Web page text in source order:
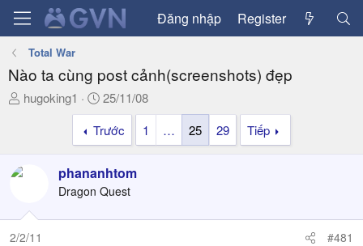
Đăng nhập Register
Total War
Nào ta cùng post cảnh(screenshots) đẹp
T
t
a
hugoking1
N
g
à
y
g
ử
i
25/11/08
Trước
1 … 25 29 Tiếp
phananhtom
Dragon Quest
2/2/11 #481